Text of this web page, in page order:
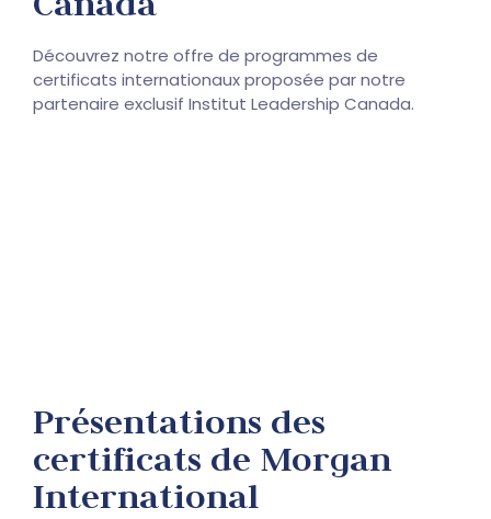
Découvrez notre offre de programmes de
certificats internationaux proposée par notre
partenaire exclusif Institut Leadership Canada.
Présentations des
certificats de Morgan
International